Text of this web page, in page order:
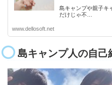
島キャンプや親子キ
だけじゃ不…
www.dellosoft.net
島キャンプ人の自己